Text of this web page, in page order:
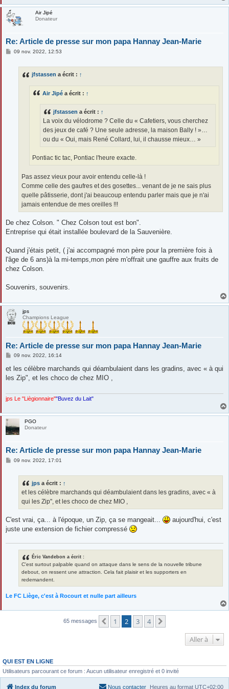
Air Jipé
Donateur
Re: Article de presse sur mon papa Hannay Jean-Marie
M09 nov. 2022, 12:53
jfstassen a écrit : ↑
Air Jipé a écrit : ↑
jfstassen a écrit : ↑
La voix du vélodrome ? Celle du « Cafetiers, vous cherchez
des jeux de café ? Une seule adresse, la maison Bally ! »…
ou du « Oui, mais René Collard, lui, il chausse mieux… »
Pontiac tic tac, Pontiac l'heure exacte.
Pas assez vieux pour avoir entendu celle-là !
Comme celle des gaufres et des gosettes... venant de je ne sais plus
quelle pâtisserie, dont j'ai beaucoup entendu parler mais que je n'ai
jamais entendue de mes oreilles !!!
De chez Colson. " Chez Colson tout est bon".
Entreprise qui était installée boulevard de la Sauvenière.
Quand j'étais petit, ( j'ai accompagné mon père pour la première fois à
l'âge de 6 ans)à la mi-temps,mon père m'offrait une gauffre aux fruits de
chez Colson.
Souvenirs, souvenirs.
jps
Champions League
Re: Article de presse sur mon papa Hannay Jean-Marie
M
s
a
09 nov. 2022, 16:14
et les célèbre marchands qui déambulaient dans les gradins, avec « à qui
les Zip", et les choco de chez MIO ,
jps Le "Liègionnaire""Buvez du Lait"
PGO
Donateur
Re: Article de presse sur mon papa Hannay Jean-Marie
M09 nov. 2022, 17:01
jps a écrit : ↑
et les célèbre marchands qui déambulaient dans les gradins, avec « à
qui les Zip", et les choco de chez MIO ,
C'est vrai, ça... à l'époque, un Zip, ça se mangeait...
aujourd'hui, c'est
juste une extension de fichier compressé
Éric Vandebon a écrit :
C'est surtout palpable quand on attaque dans le sens de la nouvelle tribune
debout, on ressent une attraction. Cela fait plaisir et les supporters en
redemandent.
Le FC Liège, c'est à Rocourt et nulle part ailleurs
65 messages Précédente
1 2 3 4
Aller à
QUI EST EN LIGNE
Utilisateurs parcourant ce forum : Aucun utilisateur enregistré et 0 invité
Index du forum Heures au format UTC+02:00
Nous contacter